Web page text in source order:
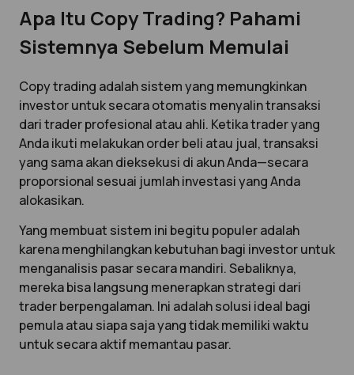
Apa Itu Copy Trading? Pahami
Sistemnya Sebelum Memulai
Copy trading adalah sistem yang memungkinkan
investor untuk secara otomatis menyalin transaksi
dari trader profesional atau ahli. Ketika trader yang
Anda ikuti melakukan order beli atau jual, transaksi
yang sama akan dieksekusi di akun Anda—secara
proporsional sesuai jumlah investasi yang Anda
alokasikan.
Yang membuat sistem ini begitu populer adalah
karena menghilangkan kebutuhan bagi investor untuk
menganalisis pasar secara mandiri. Sebaliknya,
mereka bisa langsung menerapkan strategi dari
trader berpengalaman. Ini adalah solusi ideal bagi
pemula atau siapa saja yang tidak memiliki waktu
untuk secara aktif memantau pasar.